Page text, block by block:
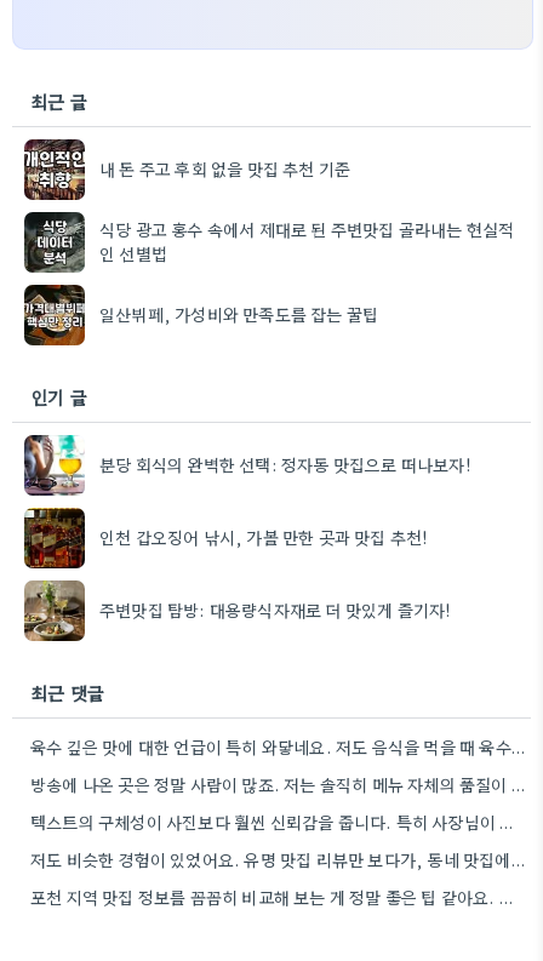
최근 글
내 돈 주고 후회 없을 맛집 추천 기준
식당 광고 홍수 속에서 제대로 된 주변맛집 골라내는 현실적
인 선별법
일산뷔페, 가성비와 만족도를 잡는 꿀팁
인기 글
분당 회식의 완벽한 선택: 정자동 맛집으로 떠나보자!
인천 갑오징어 낚시, 가볼 만한 곳과 맛집 추천!
주변맛집 탐방: 대용량식자재로 더 맛있게 즐기자!
최근 댓글
육수 깊은 맛에 대한 언급이 특히 와닿네요. 저도 음식을 먹을 때 육수의 깊은 맛을 중요하게…
방송에 나온 곳은 정말 사람이 많죠. 저는 솔직히 메뉴 자체의 품질이 더 중요하다고 생각해요.
텍스트의 구체성이 사진보다 훨씬 신뢰감을 줍니다. 특히 사장님이 직접 요리하는 곳을 찾는 게 좋은 전략인…
저도 비슷한 경험이 있었어요. 유명 맛집 리뷰만 보다가, 동네 맛집에서 훨씬 더 맛있는 음식을 먹고…
포천 지역 맛집 정보를 꼼꼼히 비교해 보는 게 정말 좋은 팁 같아요. 특히 커뮤니티 언급…